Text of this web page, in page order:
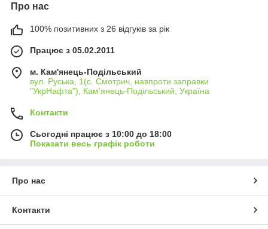
Про нас
100% позитивних з 26 відгуків за рік
Працює з 05.02.2011
м. Кам'янець-Подільський
вул. Руська, 1(с. Смотрич, навпроти заправки
"УкрНафта"), Кам'янець-Подільський, Україна
Контакти
Сьогодні працює з 10:00 до 18:00
Показати весь графік роботи
Про нас
Контакти